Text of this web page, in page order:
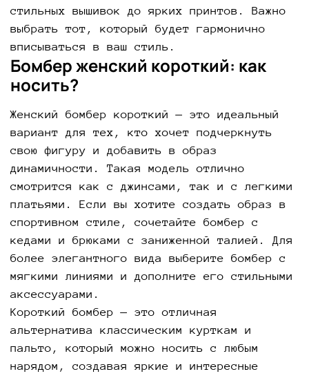
стильных вышивок до ярких принтов. Важно
выбрать тот, который будет гармонично
вписываться в ваш стиль.
Бомбер женский короткий: как
носить?
Женский бомбер короткий — это идеальный
вариант для тех, кто хочет подчеркнуть
свою фигуру и добавить в образ
динамичности. Такая модель отлично
смотрится как с джинсами, так и с легкими
платьями. Если вы хотите создать образ в
спортивном стиле, сочетайте бомбер с
кедами и брюками с заниженной талией. Для
более элегантного вида выберите бомбер с
мягкими линиями и дополните его стильными
аксессуарами.
Короткий бомбер — это отличная
альтернатива классическим курткам и
пальто, который можно носить с любым
нарядом, создавая яркие и интересные